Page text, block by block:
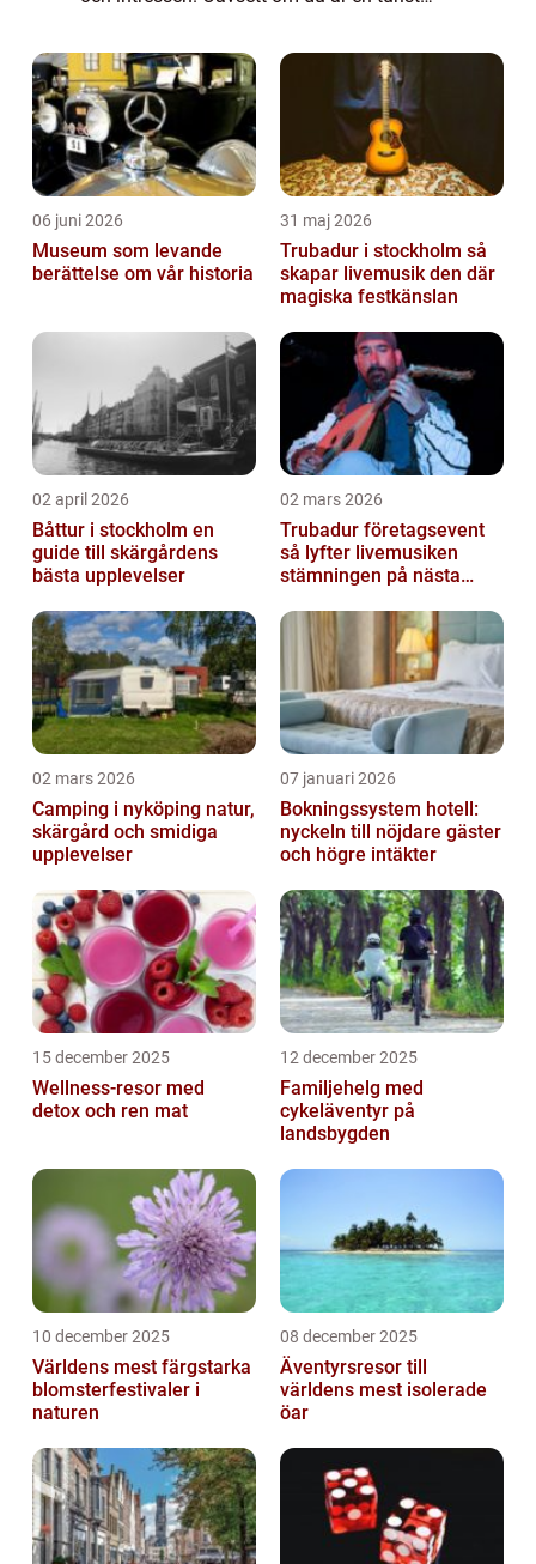
hitta något som passar dig i...
06 juni 2026
Museum som levande
berättelse om vår historia
31 maj 2026
Trubadur i stockholm så
skapar livemusik den där
magiska festkänslan
02 april 2026
Båttur i stockholm en
guide till skärgårdens
bästa upplevelser
02 mars 2026
Trubadur företagsevent
så lyfter livemusiken
stämningen på nästa
02 mars 2026
Camping i nyköping natur,
skärgård och smidiga
upplevelser
07 januari 2026
Bokningssystem hotell:
nyckeln till nöjdare gäster
och högre intäkter
15 december 2025
Wellness-resor med
detox och ren mat
12 december 2025
Familjehelg med
cykeläventyr på
landsbygden
10 december 2025
Världens mest färgstarka
blomsterfestivaler i
naturen
08 december 2025
Äventyrsresor till
världens mest isolerade
öar